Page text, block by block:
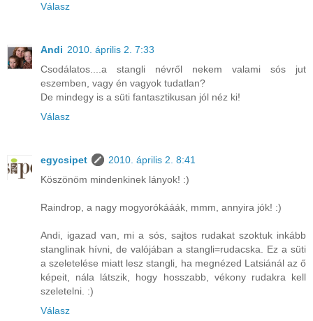
Válasz
Andi 2010. április 2. 7:33
Csodálatos....a stangli névről nekem valami sós jut
eszemben, vagy én vagyok tudatlan?
De mindegy is a süti fantasztikusan jól néz ki!
Válasz
egycsipet
2010. április 2. 8:41
Köszönöm mindenkinek lányok! :)
Raindrop, a nagy mogyorókááák, mmm, annyira jók! :)
Andi, igazad van, mi a sós, sajtos rudakat szoktuk inkább
stanglinak hívni, de valójában a stangli=rudacska. Ez a süti
a szeletelése miatt lesz stangli, ha megnézed Latsiánál az ő
képeit, nála látszik, hogy hosszabb, vékony rudakra kell
szeletelni. :)
Válasz